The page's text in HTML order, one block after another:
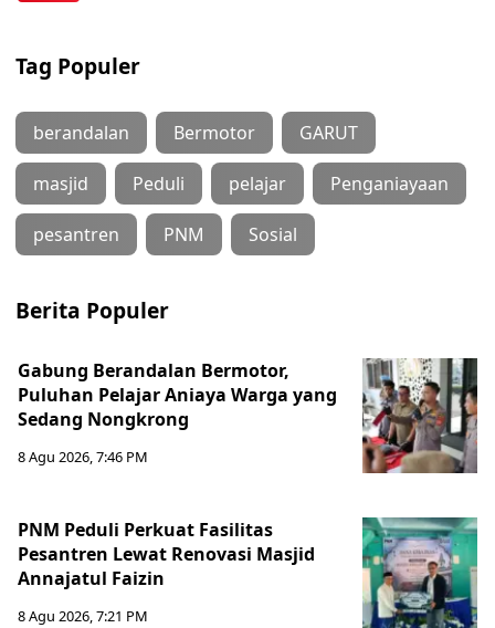
Tag Populer
berandalan Bermotor GARUT
masjid Peduli pelajar Penganiayaan
pesantren PNM Sosial
Berita Populer
Gabung Berandalan Bermotor,
Puluhan Pelajar Aniaya Warga yang
Sedang Nongkrong
8 Agu 2026, 7:46 PM
PNM Peduli Perkuat Fasilitas
Pesantren Lewat Renovasi Masjid
Annajatul Faizin
8 Agu 2026, 7:21 PM